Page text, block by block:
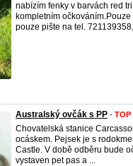
nabízím fenky v barvách red
kompletním
pouze pište na tel.
Australský ovčák s PP - TOP
Chovatelská stanice
ocáskem. Pejsek je s
Castle. V době odběru bude
vystaven pet pas a ...